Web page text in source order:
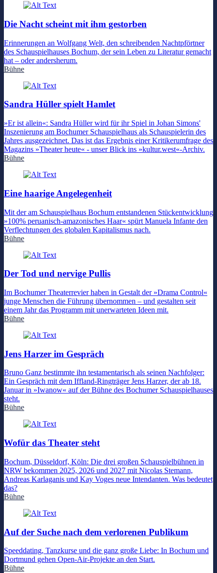
Die Nacht scheint mit ihm gestorben
Erinnerungen an Wolfgang Welt, den schreibenden Nachtpförtner
des Schauspielhauses Bochum, der sein Leben zu Literatur gemacht
hat – oder andersherum.
Bühne
Sandra Hüller spielt Hamlet
»Er ist allein«: Sandra Hüller wird für ihr Spiel in Johan Simons'
Inszenierung am Bochumer Schauspielhaus als Schauspielerin des
Jahres ausgezeichnet. Das ist das Ergebnis einer Kritikerumfrage des
Magazins »Theater heute« - unser Blick ins »kultur.west«-Archiv.
Bühne
Eine haarige Angelegenheit
Mit der am Schauspielhaus Bochum entstandenen Stückentwicklung
»100% peruanisch-amazonisches Haar« spürt Manuela Infante den
Verflechtungen des globalen Kapitalismus nach.
Bühne
Der Tod und nervige Pullis
Im Bochumer Theaterrevier haben in Gestalt der »Drama Control«
junge Menschen die Führung übernommen – und gestalten seit
einem Jahr das Programm mit unerwarteten Ideen mit.
Bühne
Jens Harzer im Gespräch
Bruno Ganz bestimmte ihn testamentarisch als seinen Nachfolger:
Ein Gespräch mit dem Iffland-Ringträger Jens Harzer, der ab 18.
Januar in »Iwanow« auf der Bühne des Bochumer Schauspielhauses
steht.
Bühne
Wofür das Theater steht
Bochum, Düsseldorf, Köln: Die drei großen Schauspielbühnen in
NRW bekommen 2025, 2026 und 2027 mit Nicolas Stemann,
Andreas Karlaganis und Kay Voges neue Intendanten. Was bedeutet
das?
Bühne
Auf der Suche nach dem verlorenen Publikum
Speeddating, Tanzkurse und die ganz große Liebe: In Bochum und
Dortmund gehen Open-Air-Projekte an den Start.
Bühne